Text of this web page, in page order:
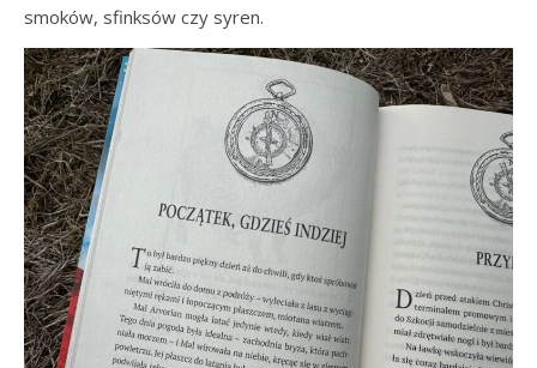
smoków, sfinksów czy syren.